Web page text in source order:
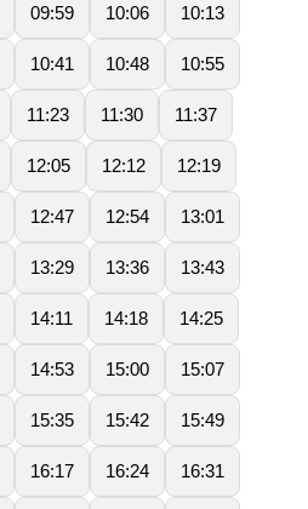
09:59 10:06 10:13
10:41 10:48 10:55
11:23 11:30 11:37
12:05 12:12 12:19
12:47 12:54 13:01
13:29 13:36 13:43
14:11 14:18 14:25
14:53 15:00 15:07
15:35 15:42 15:49
16:17 16:24 16:31